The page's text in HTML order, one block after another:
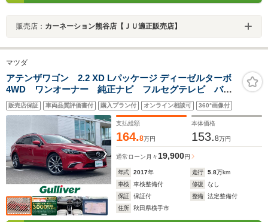
販売店： カーネーション熊谷店【ＪＵ適正販売店】
マツダ
アテンザワゴン 2.2 XD Lパッケージ ディーゼルターボ
4WD ワンオーナー 純正ナビ フルセグテレビ バッ
クカメラ レーダークルーズコントロール 純正エンジ
ンスターター コーナーセンサー ドライブレコーダ
ー ホワイトレザーシート ルーフレール 純正アルミ
ホイール
販売店保証 車両品質評価書付 購入プラン付 オンライン相談可 360°画像付
支払総額
164.8万円
本体価格
153.8万円
通常ローン 月々 19,900円
年式 2017年 走行 5.8万km
車検
車検整備付 修復
なし
保証
保証付 整備
法定整備付
住所
秋田県横手市